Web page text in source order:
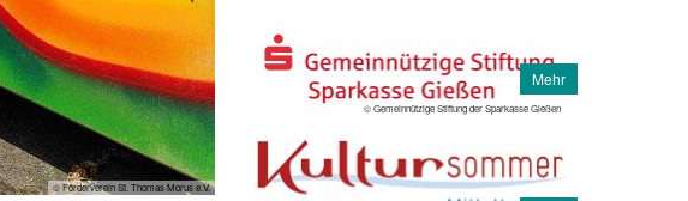
© Förderverein St. Thomas Morus e.V.
Mehr
© Gemeinnützige Stiftung der Sparkasse Gießen